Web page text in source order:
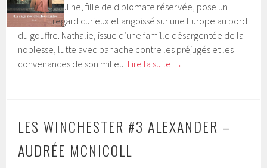
Pauline, fille de diplomate réservée, pose un
regard curieux et angoissé sur une Europe au bord
du gouffre. Nathalie, issue d’une famille désargentée de la
noblesse, lutte avec panache contre les préjugés et les
convenances de son milieu. Lire la suite →
LES WINCHESTER #3 ALEXANDER –
AUDRÉE MCNICOLL